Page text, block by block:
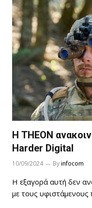
Η ΤΗΕΟΝ
Harder Digital
10/09/2024 Byinfocom
Η εξαγορά αυτή δεν
με τους υφιστάμενους